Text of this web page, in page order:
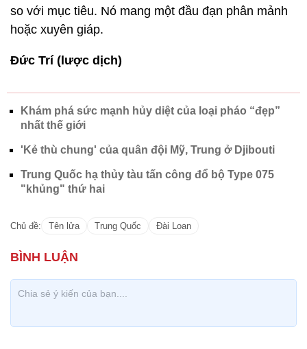
so với mục tiêu. Nó mang một đầu đạn phân mảnh
hoặc xuyên giáp.
Đức Trí (lược dịch)
Khám phá sức mạnh hủy diệt của loại pháo “đẹp”
nhất thế giới
'Kẻ thù chung' của quân đội Mỹ, Trung ở Djibouti
Trung Quốc hạ thủy tàu tấn công đổ bộ Type 075
"khủng" thứ hai
Chủ đề: Tên lửa Trung Quốc Đài Loan